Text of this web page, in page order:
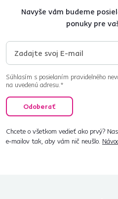
Navyše vám budeme
ponuky pre
Súhlasím s posielaním pravidelného
na uvedenú adresu.*
Odoberať
Chcete o všetkom vedieť ako prvý?
e‑mailov tak, aby vám nič neušlo.